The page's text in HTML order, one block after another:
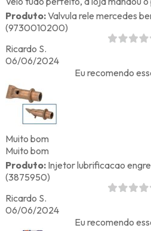
Produto:Valvula rele mercedes benz
(9730010200)
Ricardo S.
06/06/2024
Eu recomendo
Muito bom
Muito bom
Produto:Injetor lubrificacao
(3875950)
Ricardo S.
06/06/2024
Eu recomendo